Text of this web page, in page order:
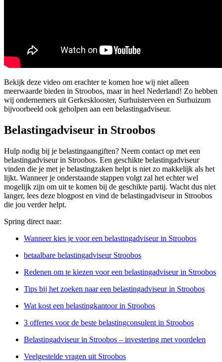
Bekijk deze video om erachter te komen hoe wij niet alleen
meerwaarde bieden in Stroobos, maar in heel Nederland! Zo hebben
wij ondernemers uit Gerkesklooster, Surhuisterveen en Surhuizum
bijvoorbeeld ook geholpen aan een belastingadviseur.
Belastingadviseur in Stroobos
Hulp nodig bij je belastingaangiften? Neem contact op met een
belastingadviseur in Stroobos. Een geschikte belastingadviseur
vinden die je met je belastingzaken helpt is niet zo makkelijk als het
lijkt. Wanneer je onderstaande stappen volgt zal het echter wel
mogelijk zijn om uit te komen bij de geschikte partij. Wacht dus niet
langer, lees deze blogpost en vind de belastingadviseur in Stroobos
die jou verder helpt.
Spring direct naar:
Wanneer kies je voor een belastingadviseur in Stroobos
betaalbare belastingadviseur Stroobos
Redenen om te kiezen voor een belastingadviseur in Stroobos
Tips bij het zoeken naar een belastingadviseur in Stroobos
Wat kost een belastingkantoor in Stroobos
3 offertes voor de beste belastingconsulent in Stroobos
Belastingadviseur in Stroobos – investering met voordelen
Veelgestelde vragen uit Stroobos